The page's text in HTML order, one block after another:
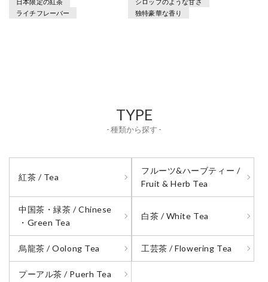
日本限定の紅茶
ライチフレーバー
シロップのような甘さ
独特豪華な香り
TYPE
- 種類から探す -
紅茶 / Tea
フルーツ&ハーブティー /
Fruit & Herb Tea
中国茶・緑茶 / Chinese
・Green Tea
白茶 / White Tea
烏龍茶 / Oolong Tea 工芸茶 / Flowering Tea
プーアル茶 / Puerh Tea